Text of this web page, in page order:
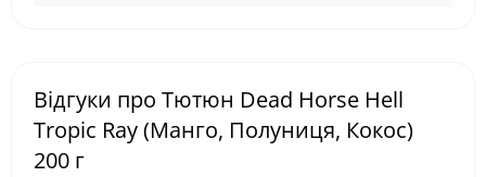
Відгуки про Тютюн Dead Horse Hell
Tropic Ray (Манго, Полуниця, Кокос)
200 г